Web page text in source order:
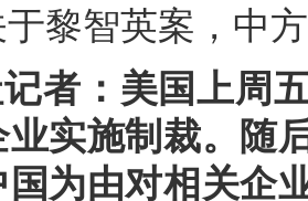
黎智英案，中
者：美国上周
业实施制裁。随
为由对相关企